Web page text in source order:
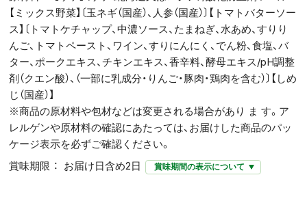
【ミックス野菜】〔玉ネギ（国産）、人参（国産）〕【トマトバターソー
ス】〔トマトケチャップ、中濃ソース、たまねぎ、水あめ、すりり
んご、トマトペースト、ワイン、すりにんにく、でん粉、食塩、バ
ター、ポークエキス、チキンエキス、香辛料、酵母エキス/pH調整
剤（クエン酸）、（一部に乳成分・りんご・豚肉・鶏肉を含む）〕【しめ
じ（国産）】
※商品の原材料や包材などは変更される場合があり ま す。ア
レルゲンや原材料の確認にあたっては、お届けした商品のパッ
ケージ表示を必ずご確認ください。
賞味期限
お届け日含め2日 賞味期間の表示について